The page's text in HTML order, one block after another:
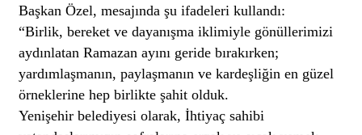
Başkan Özel, mesajında şu ifadeleri kullandı:
“Birlik, bereket ve dayanışma iklimiyle gönüllerimizi
aydınlatan Ramazan ayını geride bırakırken;
yardımlaşmanın, paylaşmanın ve kardeşliğin en güzel
örneklerine hep birlikte şahit olduk.
Yenişehir belediyesi olarak, İhtiyaç sahibi